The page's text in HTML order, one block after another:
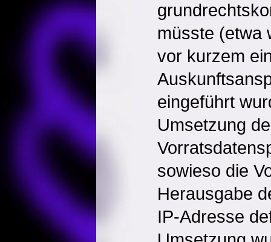
müsste (etwa
vor kurzem
eingeführt
Umsetzung
sowieso die
Herausgabe
IP-Adresse